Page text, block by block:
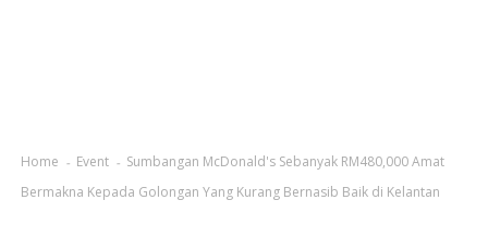
Home Event
Sumbangan McDonald's Sebanyak RM480,000 Amat
Bermakna Kepada Golongan Yang Kurang Bernasib Baik di Kelantan